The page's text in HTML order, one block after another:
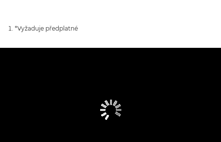
*Vyžaduje předplatné